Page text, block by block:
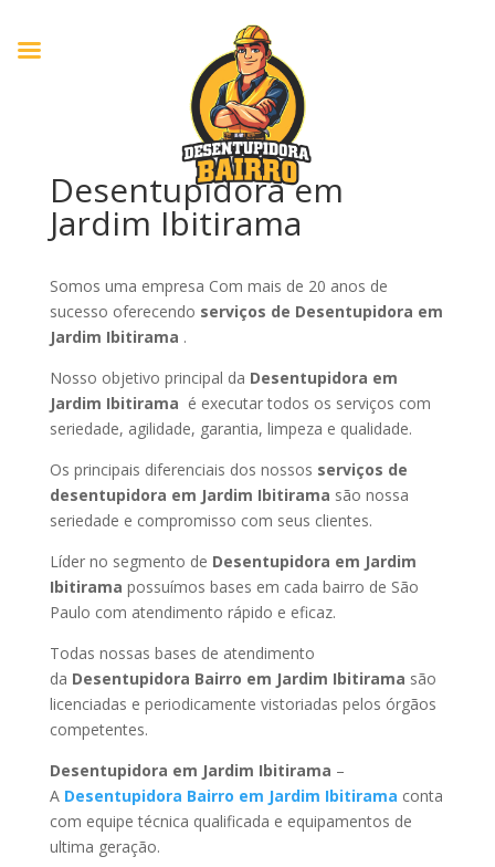
Desentupidora em
Jardim Ibitirama
Somos uma empresa Com mais de 20 anos de
sucesso oferecendo serviços de Desentupidora em
Jardim Ibitirama .
Nosso objetivo principal da Desentupidora em
Jardim Ibitirama é executar todos os serviços com
seriedade, agilidade, garantia, limpeza e qualidade.
Os principais diferenciais dos nossos serviços de
desentupidora em Jardim Ibitirama são nossa
seriedade e compromisso com seus clientes.
Líder no segmento de Desentupidora em Jardim
Ibitirama possuímos bases em cada bairro de São
Paulo com atendimento rápido e eficaz.
Todas nossas bases de atendimento
da Desentupidora Bairro em Jardim Ibitirama são
licenciadas e periodicamente vistoriadas pelos órgãos
competentes.
Desentupidora em Jardim Ibitirama –
A Desentupidora Bairro em Jardim Ibitirama conta
com equipe técnica qualificada e equipamentos de
ultima geração.